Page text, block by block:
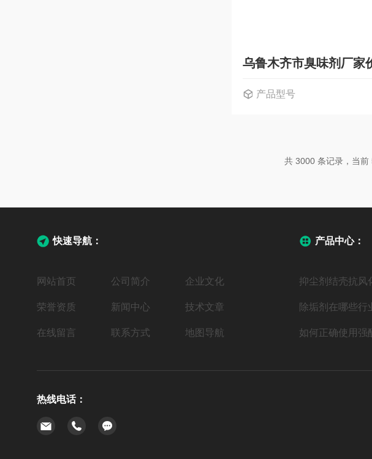
乌鲁木齐市臭味剂厂家
产品型号
共 3000 条记录，当前
快速导航：
网站首页 公司简介 企业文化
荣誉资质 新闻中心 技术文章
在线留言 联系方式 地图导航
产品中心：
抑尘剂结壳抗风
热线电话：